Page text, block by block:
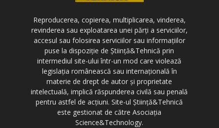
Reproducerea, copierea, multiplicarea, vinderea,
revinderea sau exploatarea unei părți a serviciilor,
accesul sau folosirea serviciilor sau informațiilor
puse la dispoziție de Știință&Tehnică prin
intermediul site-ului într-un mod care violează
legislația românească sau internațională în
materie de drept de autor și proprietate
intelectuală, implică răspunderea civilă sau penală
pentru astfel de acțiuni. Site-ul Știință&Tehnică
este gestionat de către Asociația
Science&Technology.